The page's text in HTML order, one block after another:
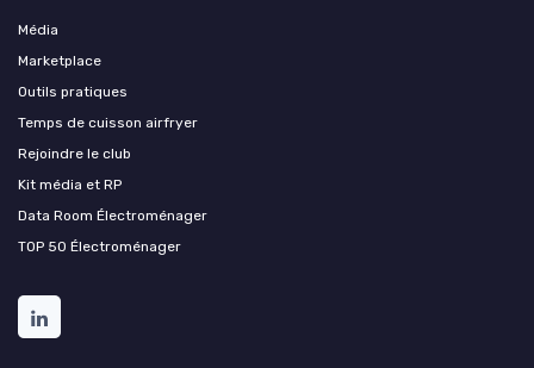
Média
Marketplace
Outils pratiques
Temps de cuisson airfryer
Rejoindre le club
Kit média et RP
Data Room Électroménager
TOP 50 Électroménager